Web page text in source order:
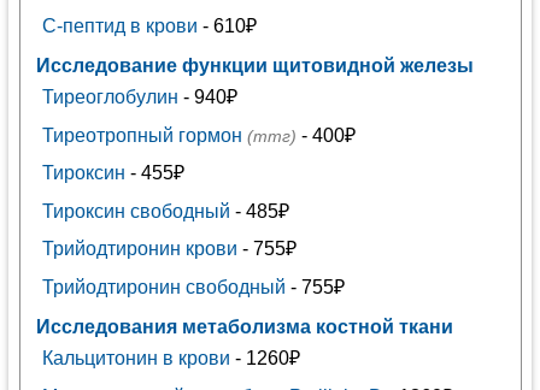
С-пептид в крови - 610₽
Исследование функции щитовидной железы
Тиреоглобулин - 940₽
Тиреотропный гормон (ттг) - 400₽
Тироксин - 455₽
Тироксин свободный - 485₽
Трийодтиронин крови - 755₽
Трийодтиронин свободный - 755₽
Исследования метаболизма костной ткани
Кальцитонин в крови - 1260₽